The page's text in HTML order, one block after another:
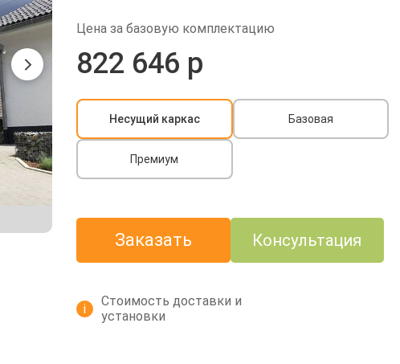
Несущий каркас Базовая
Премиум
Цена за базовую комплектацию
822 646 р
Заказать Консультация
i
Стоимость доставки и
установки